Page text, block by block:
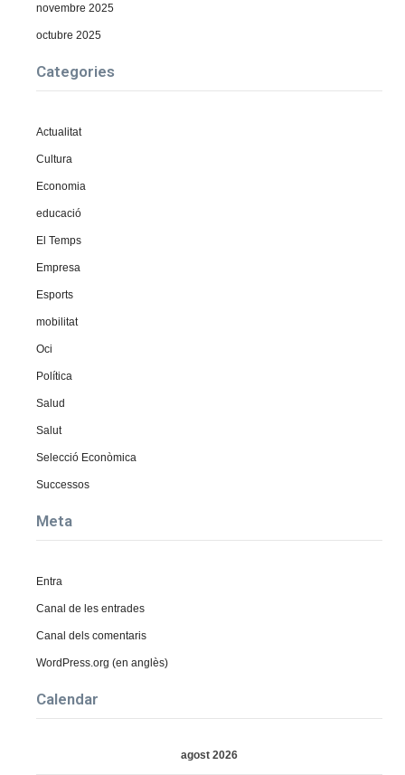
novembre 2025
octubre 2025
Categories
Actualitat
Cultura
Economia
educació
El Temps
Empresa
Esports
mobilitat
Oci
Política
Salud
Salut
Selecció Econòmica
Successos
Meta
Entra
Canal de les entrades
Canal dels comentaris
WordPress.org (en anglès)
Calendar
agost 2026